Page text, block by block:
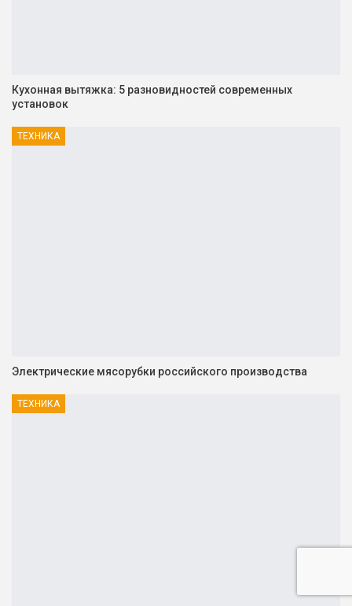
Кухонная вытяжка: 5 разновидностей современных
установок
ТЕХНИКА
Электрические мясорубки российского производства
ТЕХНИКА